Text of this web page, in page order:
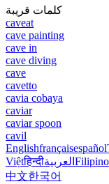
كلمات قريبة
caveat
cave painting
cave in
cave diving
cave
cavetto
cavia cobaya
caviar
caviar spoon
cavil
Englishfrançaisespañol
Việtहिन्दीالعربية Filipino
中文한국어